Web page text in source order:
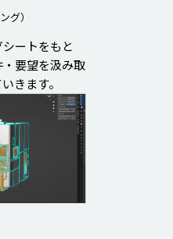
グ）
ートをもと
要望を汲み取
きます。